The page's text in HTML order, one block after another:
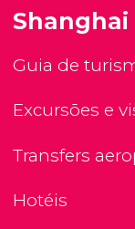
Shanghai
Guia de
Excursões e
Transfers
Hotéis